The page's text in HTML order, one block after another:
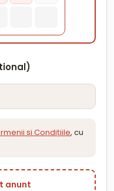
și Condițiile, cu
anunt